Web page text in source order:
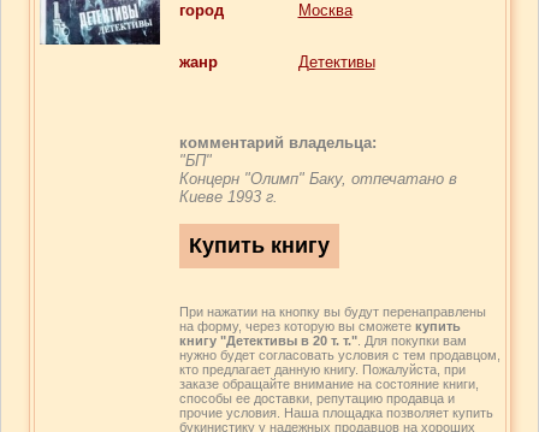
город
Москва
жанр Детективы
комментарий владельца:
"БП"
Концерн "Олимп" Баку, отпечатано в
Киеве 1993 г.
При нажатии на кнопку вы будут перенаправлены
на форму, через которую вы сможете купить
книгу "Детективы в 20 т. т.". Для покупки вам
нужно будет согласовать условия с тем продавцом,
кто предлагает данную книгу. Пожалуйста, при
заказе обращайте внимание на состояние книги,
способы ее доставки, репутацию продавца и
прочие условия. Наша площадка позволяет купить
букинистику у надежных продавцов на хороших